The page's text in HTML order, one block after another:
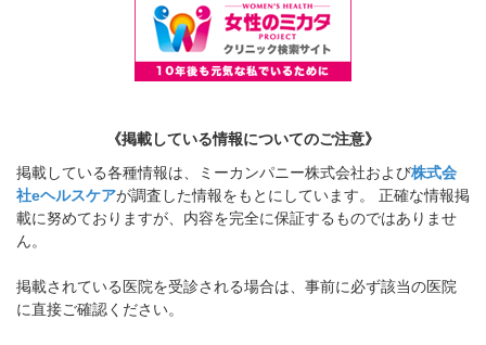
《掲載している情報についてのご注意》
掲載している各種情報は、ミーカンパニー株式会社および株式会
社eヘルスケアが調査した情報をもとにしています。 正確な情報掲
載に努めておりますが、内容を完全に保証するものではありませ
ん。
掲載されている医院を受診される場合は、事前に必ず該当の医院
に直接ご確認ください。